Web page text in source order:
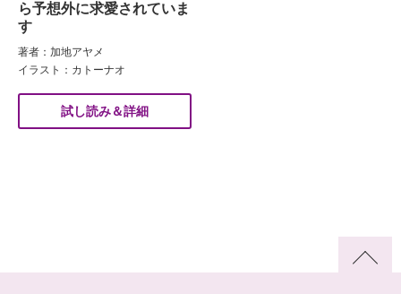
ら予想外に求愛されていま
す
著者：加地アヤメ
イラスト：カトーナオ
試し読み＆詳細